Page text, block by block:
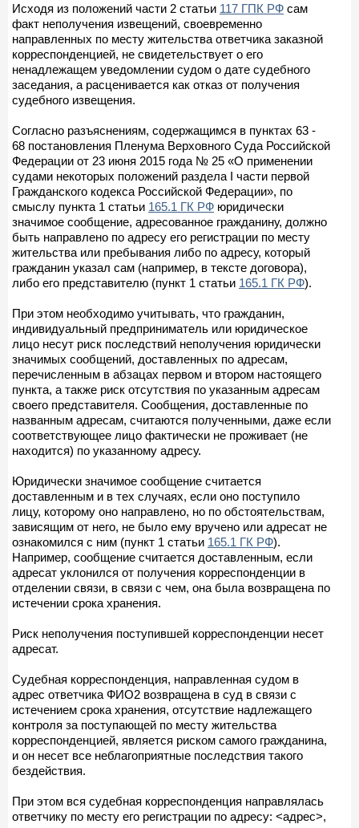
Исходя из положений части 2 статьи 117 ГПК РФ сам
факт неполучения извещений, своевременно
направленных по месту жительства ответчика заказной
корреспонденцией, не свидетельствует о его
ненадлежащем уведомлении судом о дате судебного
заседания, а расценивается как отказ от получения
судебного извещения.
Согласно разъяснениям, содержащимся в пунктах 63 -
68 постановления Пленума Верховного Суда Российской
Федерации от 23 июня 2015 года № 25 «О применении
судами некоторых положений раздела I части первой
Гражданского кодекса Российской Федерации», по
смыслу пункта 1 статьи 165.1 ГК РФ юридически
значимое сообщение, адресованное гражданину, должно
быть направлено по адресу его регистрации по месту
жительства или пребывания либо по адресу, который
гражданин указал сам (например, в тексте договора),
либо его представителю (пункт 1 статьи 165.1 ГК РФ).
При этом необходимо учитывать, что гражданин,
индивидуальный предприниматель или юридическое
лицо несут риск последствий неполучения юридически
значимых сообщений, доставленных по адресам,
перечисленным в абзацах первом и втором настоящего
пункта, а также риск отсутствия по указанным адресам
своего представителя. Сообщения, доставленные по
названным адресам, считаются полученными, даже если
соответствующее лицо фактически не проживает (не
находится) по указанному адресу.
Юридически значимое сообщение считается
доставленным и в тех случаях, если оно поступило
лицу, которому оно направлено, но по обстоятельствам,
зависящим от него, не было ему вручено или адресат не
ознакомился с ним (пункт 1 статьи 165.1 ГК РФ).
Например, сообщение считается доставленным, если
адресат уклонился от получения корреспонденции в
отделении связи, в связи с чем, она была возвращена по
истечении срока хранения.
Риск неполучения поступившей корреспонденции несет
адресат.
Судебная корреспонденция, направленная судом в
адрес ответчика ФИО2 возвращена в суд в связи с
истечением срока хранения, отсутствие надлежащего
контроля за поступающей по месту жительства
корреспонденцией, является риском самого гражданина,
и он несет все неблагоприятные последствия такого
бездействия.
При этом вся судебная корреспонденция направлялась
ответчику по месту его регистрации по адресу: <адрес>,